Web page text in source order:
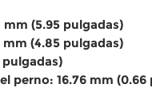
mm (5.95 pulgadas)
(4.85 pulgadas)
pulgadas)
perno: 16.76 mm (0.66